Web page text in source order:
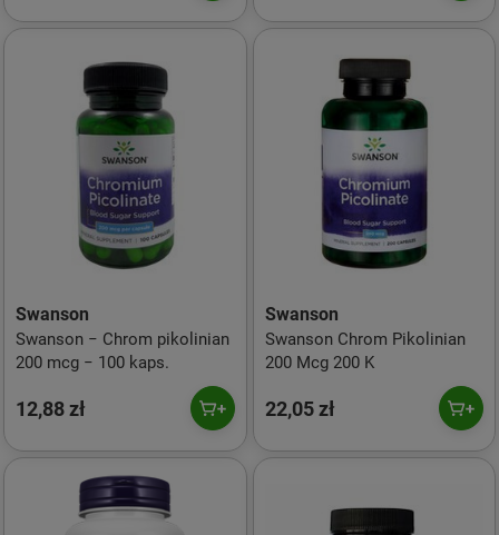
Swanson
Swanson − Chrom pikolinian
200 mcg − 100 kaps.
12,88 zł
Swanson
Swanson Chrom Pikolinian
200 Mcg 200 K
22,05 zł